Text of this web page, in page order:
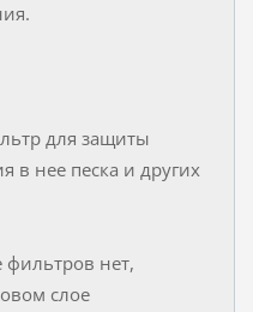
для защиты
в нее песка и других
фильтров нет,
слое